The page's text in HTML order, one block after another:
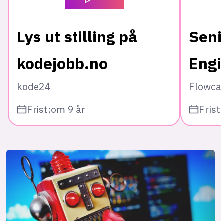
Lys ut stilling på
kodejobb.no
kode24
Frist:om 9 år